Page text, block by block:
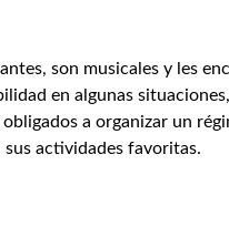
son musicales y les
en algunas
a organizar un
sus actividades favoritas.